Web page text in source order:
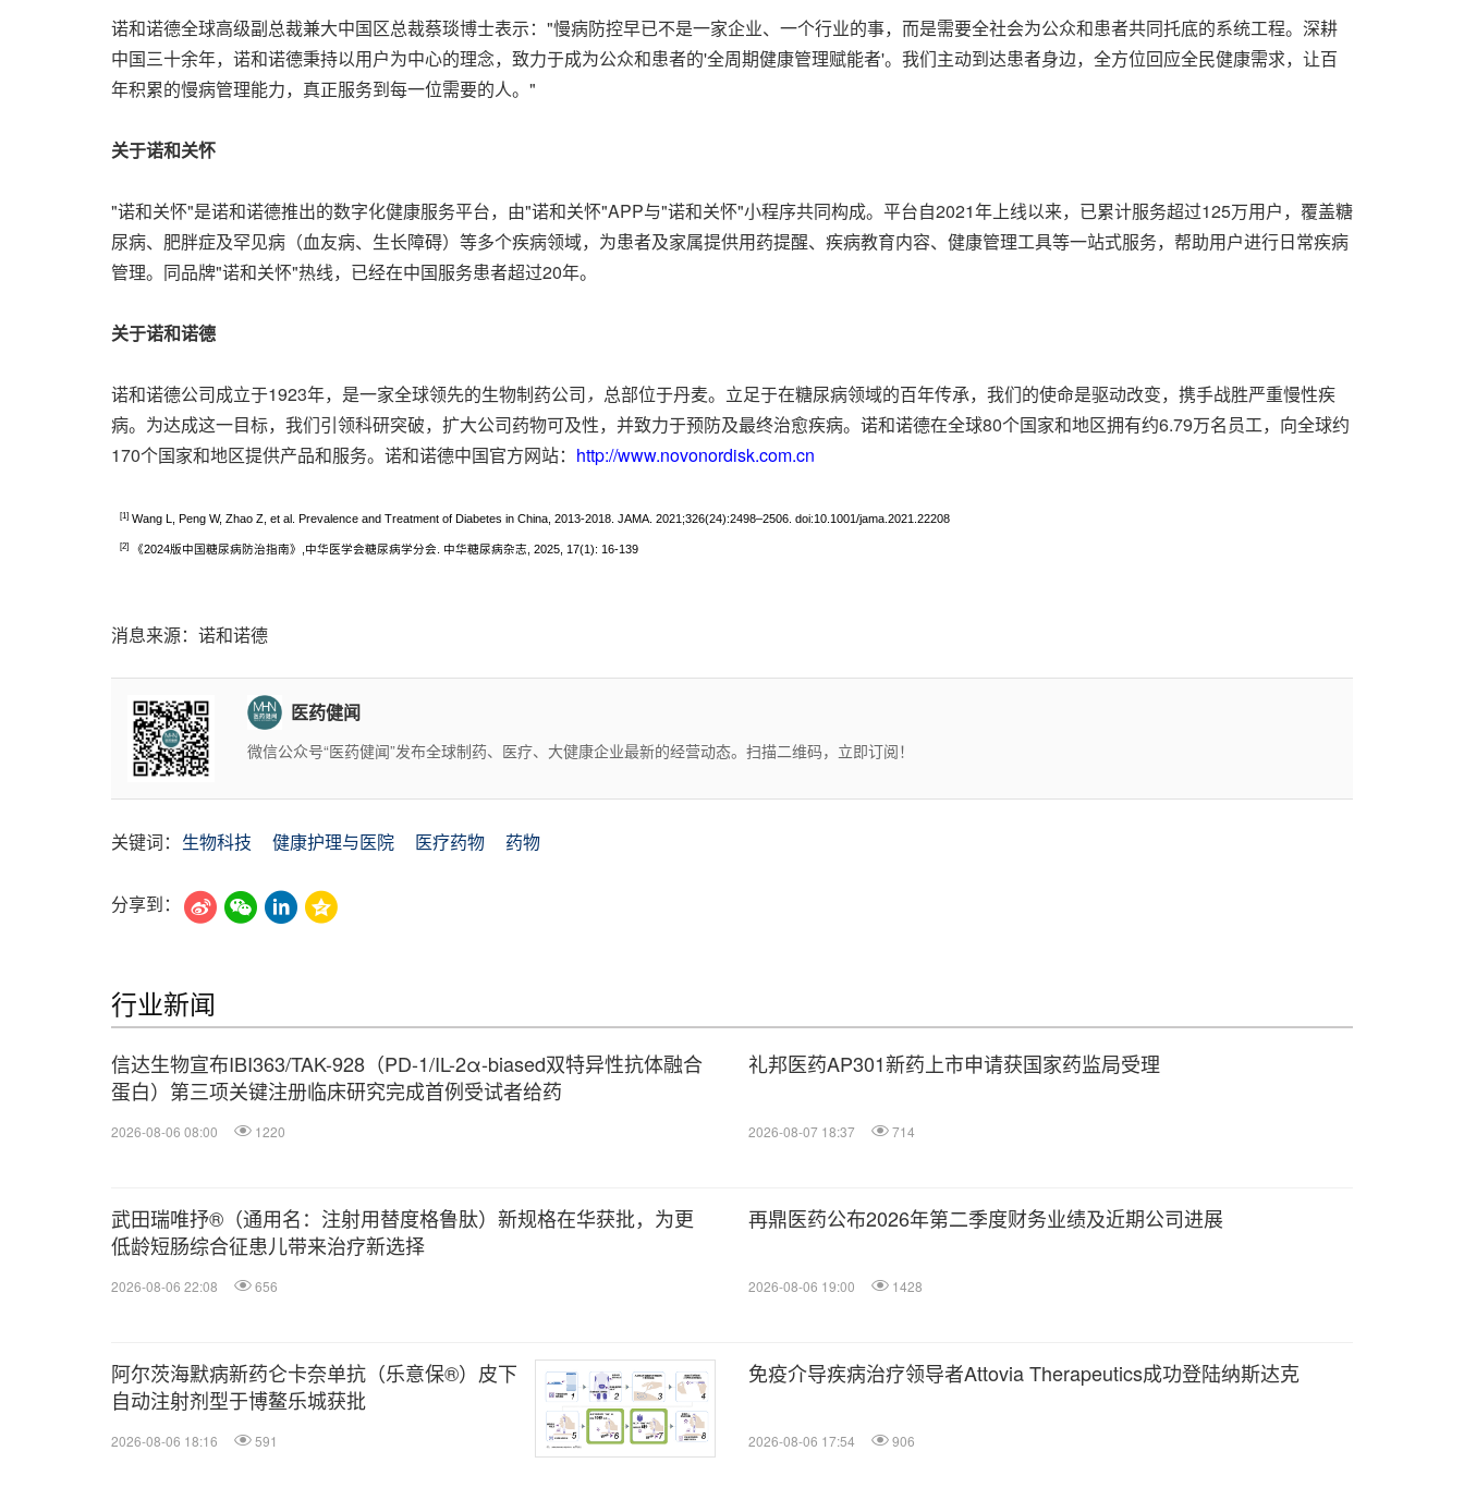
诺和诺德全球高级副总裁兼大中国区总裁蔡琰博士表示："慢病防控早已不是一家企业、一个行业的事，而是需要全社会为公众和患者共同托底的系统工程。深耕
中国三十余年，诺和诺德秉持以用户为中心的理念，致力于成为公众和患者的'全周期健康管理赋能者'。我们主动到达患者身边，全方位回应全民健康需求，让百
年积累的慢病管理能力，真正服务到每一位需要的人。"
关于诺和关怀
"诺和关怀"是诺和诺德推出的数字化健康服务平台，由"诺和关怀"APP与"诺和关怀"小程序共同构成。平台自2021年上线以来，已累计服务超过125万用户，覆盖糖
尿病、肥胖症及罕见病（血友病、生长障碍）等多个疾病领域，为患者及家属提供用药提醒、疾病教育内容、健康管理工具等一站式服务，帮助用户进行日常疾病
管理。同品牌"诺和关怀"热线，已经在中国服务患者超过20年。
关于诺和诺德
诺和诺德公司成立于1923年，是一家全球领先的生物制药公司， 总部位于丹麦。立足于在糖尿病领域的百年传承，我们的使命是驱动改变，携手战胜严重慢性疾
病。为达成这一目标，我们引领科研突破，扩大公司药物可及性，并致力于预防及最终治愈疾病。诺和诺德在全球80个国家和地区拥有约6.79万名员工，向全球约
170个国家和地区提供产品和服务。诺和诺德中国官方网站： http://www.novonordisk.com.cn
[1]Wang L, Peng W, Zhao Z, et al. Prevalence and Treatment of Diabetes in China, 2013-2018. JAMA. 2021;326(24):2498–2506. doi:10.1001/jama.2021.22208
[2]《2024版中国糖尿病防治指南》,中华医学会糖尿病学分会. 中华糖尿病杂志, 2025, 17(1): 16-139
消息来源：诺和诺德
医药健闻
微信公众号“医药健闻”发布全球制药、医疗、大健康企业最新的经营动态。扫描二维码，立即订阅！
关键词： 生物科技 健康护理与医院 医疗药物 药物
分享到：
行业新闻
信达生物宣布IBI363/TAK-928（PD-1/IL-2α-biased双特异性抗体融合
蛋白）第三项关键注册临床研究完成首例受试者给药
2026-08-06 08:00 1220
礼邦医药AP301新药上市申请获国家药监局受理
2026-08-07 18:37 714
武田瑞唯抒®（通用名：注射用替度格鲁肽）新规格在华获批，为更
低龄短肠综合征患儿带来治疗新选择
2026-08-06 22:08 656
再鼎医药公布2026年第二季度财务业绩及近期公司进展
2026-08-06 19:00 1428
阿尔茨海默病新药仑卡奈单抗（乐意保®）皮下
自动注射剂型于博鳌乐城获批
2026-08-06 18:16 591
免疫介导疾病治疗领导者Attovia Therapeutics成功登陆纳斯达克
2026-08-06 17:54 906